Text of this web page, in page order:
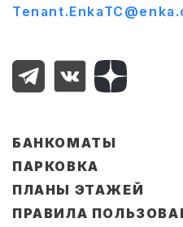
БАНКОМАТЫ
ПАРКОВКА
ПЛАНЫ ЭТАЖЕЙ
ПРАВИЛА